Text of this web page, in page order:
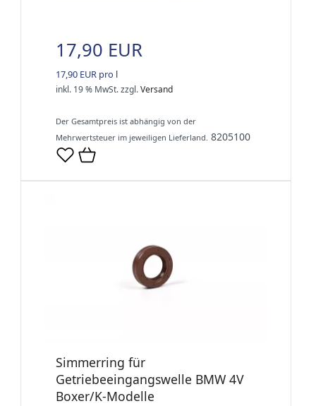
17,90 EUR
17,90 EUR pro l
inkl. 19 % MwSt.zzgl.Versand
Der Gesamtpreis ist abhängig von der
Mehrwertsteuer im jeweiligen Lieferland. 8205100
Simmerring für
Getriebeeingangswelle BMW 4V
Boxer/K-Modelle